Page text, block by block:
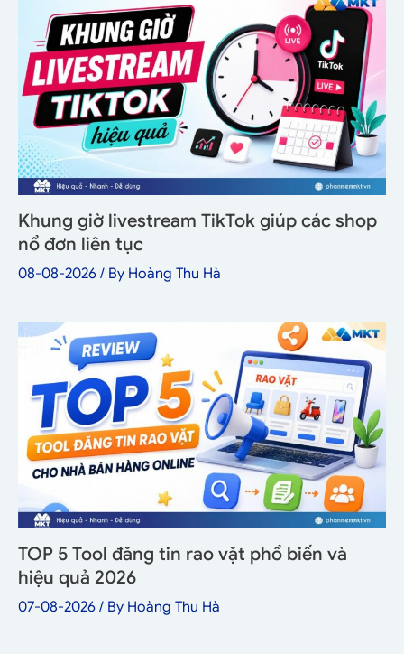
Khung giờ livestream TikTok giúp các shop
nổ đơn liên tục
08-08-2026 / By Hoàng Thu Hà
TOP 5 Tool đăng tin rao vặt phổ biến và
hiệu quả 2026
07-08-2026 / By Hoàng Thu Hà